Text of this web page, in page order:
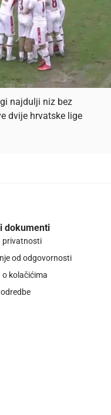
najdulji niz bez
dvije hrvatske lige
dokumenti
privatnosti
od odgovornosti
o kolačićima